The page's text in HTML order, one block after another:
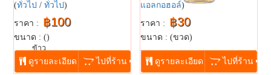
(ทั่วไป / ทั่วไป)
ราคา : ฿100
ขนาด : ()
ข้าว...
ดูรายละเอียด ไปที่ร้าน
แอลกอฮอล์)
ราคา : ฿30
ขนาด : (ขวด)
...
ดูรายละเอียด ไปที่ร้าน